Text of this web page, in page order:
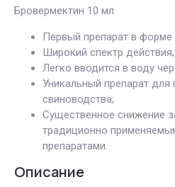
Бровермектин 10 мл
Первый препарат в форме
Широкий спектр действия;
Легко вводится в воду
Уникальный препарат для
свиноводства;
Существенное снижение
традиционно
препаратами.
Описание